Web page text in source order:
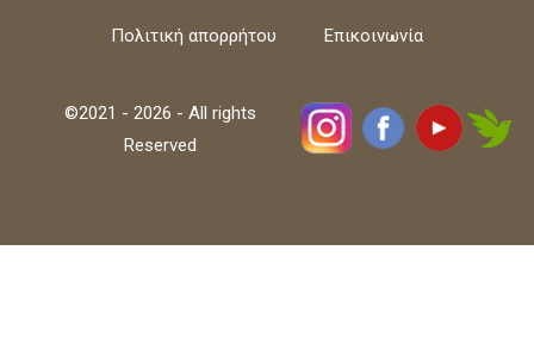
Πολιτική απορρήτου Επικοινωνία
©2021 - 2026 - All rights
Reserved